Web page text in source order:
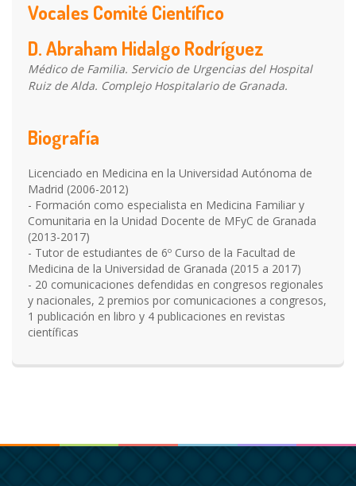
Vocales Comité Científico
D. Abraham Hidalgo Rodríguez
Médico de Familia. Servicio de Urgencias del Hospital
Ruiz de Alda. Complejo Hospitalario de Granada.
Biografía
Licenciado en Medicina en la Universidad Autónoma de
Madrid (2006-2012)
- Formación como especialista en Medicina Familiar y
Comunitaria en la Unidad Docente de MFyC de Granada
(2013-2017)
- Tutor de estudiantes de 6º Curso de la Facultad de
Medicina de la Universidad de Granada (2015 a 2017)
- 20 comunicaciones defendidas en congresos regionales
y nacionales, 2 premios por comunicaciones a congresos,
1 publicación en libro y 4 publicaciones en revistas
científicas